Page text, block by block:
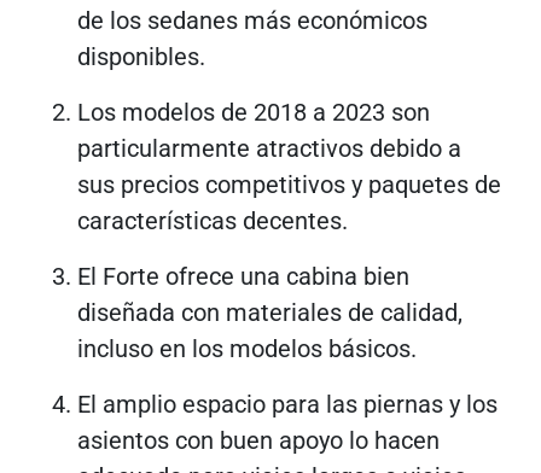
de los sedanes más económicos
disponibles.
Los modelos de 2018 a 2023 son
particularmente atractivos debido a
sus precios competitivos y paquetes de
características decentes.
El Forte ofrece una cabina bien
diseñada con materiales de calidad,
incluso en los modelos básicos.
El amplio espacio para las piernas y los
asientos con buen apoyo lo hacen